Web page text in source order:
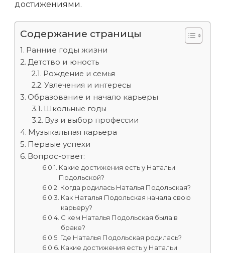
достижениями.
Содержание страницы
Ранние годы жизни
Детство и юность
Рождение и семья
Увлечения и интересы
Образование и начало карьеры
Школьные годы
Вуз и выбор профессии
Музыкальная карьера
Первые успехи
Вопрос-ответ:
Какие достижения есть у Натальи
Подольской?
Когда родилась Наталья Подольская?
Как Наталья Подольская начала свою
карьеру?
С кем Наталья Подольская была в
браке?
Где Наталья Подольская родилась?
Какие достижения есть у Натальи